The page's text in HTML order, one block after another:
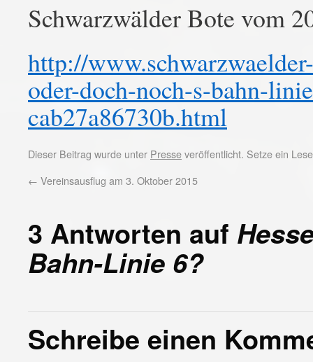
Schwarzwälder Bote vom
http://
oder-doch-noch-s-bahn-
cab27a86730b.html
Dieser Beitrag wurde unter Presseveröffentlicht. Setze ein
← Vereinsausflug am 3. Oktober 2015
3 Antworten auf
Bahn-Linie 6?
Schreibe einen